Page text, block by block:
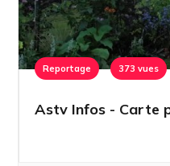
Reportage 373 vues
Astv Infos - Carte